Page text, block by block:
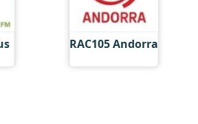
RAC105 Andorra